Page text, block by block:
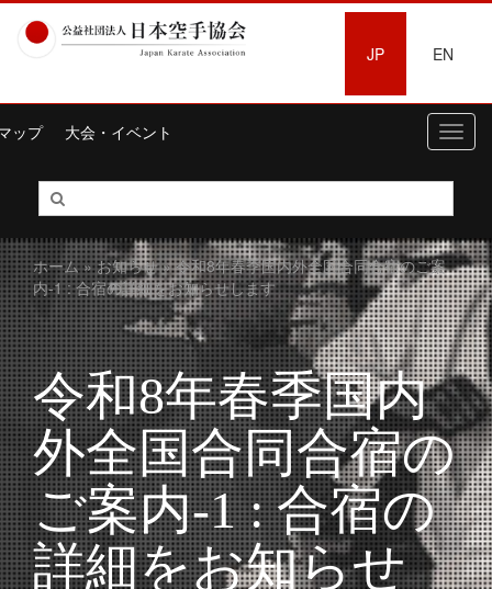
JP EN
ップ 大会・イベント
ホーム»お知らせ» 令和8年春季国内外全国合同合宿のご案
内-1 : 合宿の詳細をお知らせします
令和8年春季国内
外全国合同合宿の
ご案内-1 : 合宿の
詳細をお知らせ